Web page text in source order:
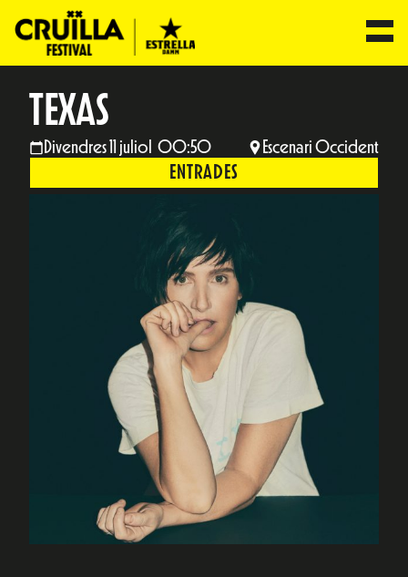
TEXAS
Divendres 11 juliol 00:50 Escenari Occident
ENTRADES